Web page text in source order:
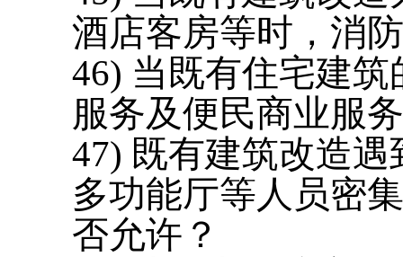
酒店客房等时，消
46) 当既有住宅建
服务及便民商业服
47) 既有建筑改造
多功能厅等人员密
否允许？